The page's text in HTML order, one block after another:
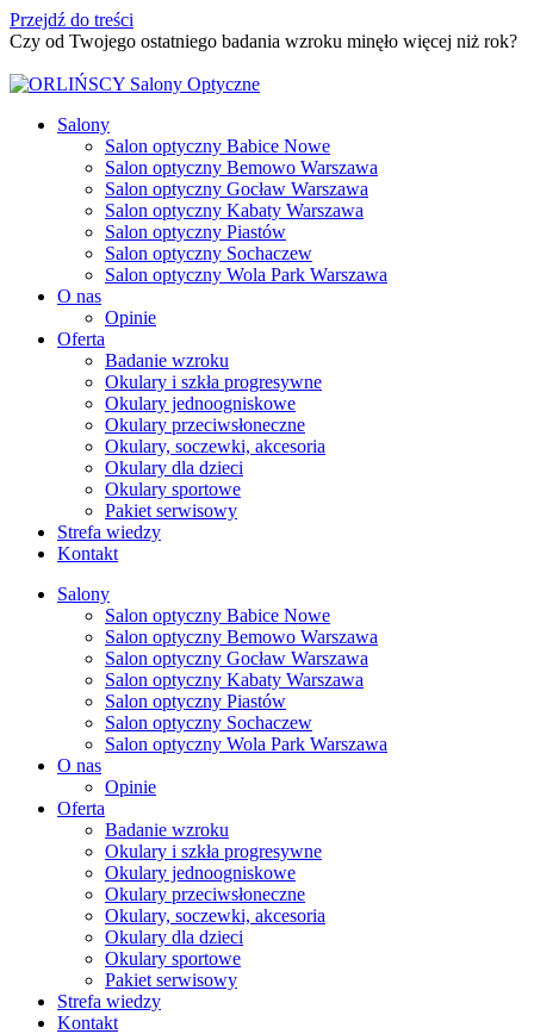
Przejdź do treści
Czy od Twojego ostatniego badania wzroku minęło więcej niż rok?
Salony
Salon optyczny Babice Nowe
Salon optyczny Bemowo Warszawa
Salon optyczny Gocław Warszawa
Salon optyczny Kabaty Warszawa
Salon optyczny Piastów
Salon optyczny Sochaczew
Salon optyczny Wola Park Warszawa
O nas
Opinie
Oferta
Badanie wzroku
Okulary i szkła progresywne
Okulary jednoogniskowe
Okulary przeciwsłoneczne
Okulary, soczewki, akcesoria
Okulary dla dzieci
Okulary sportowe
Pakiet serwisowy
Strefa wiedzy
Kontakt
Salony
Salon optyczny Babice Nowe
Salon optyczny Bemowo Warszawa
Salon optyczny Gocław Warszawa
Salon optyczny Kabaty Warszawa
Salon optyczny Piastów
Salon optyczny Sochaczew
Salon optyczny Wola Park Warszawa
O nas
Opinie
Oferta
Badanie wzroku
Okulary i szkła progresywne
Okulary jednoogniskowe
Okulary przeciwsłoneczne
Okulary, soczewki, akcesoria
Okulary dla dzieci
Okulary sportowe
Pakiet serwisowy
Strefa wiedzy
Kontakt